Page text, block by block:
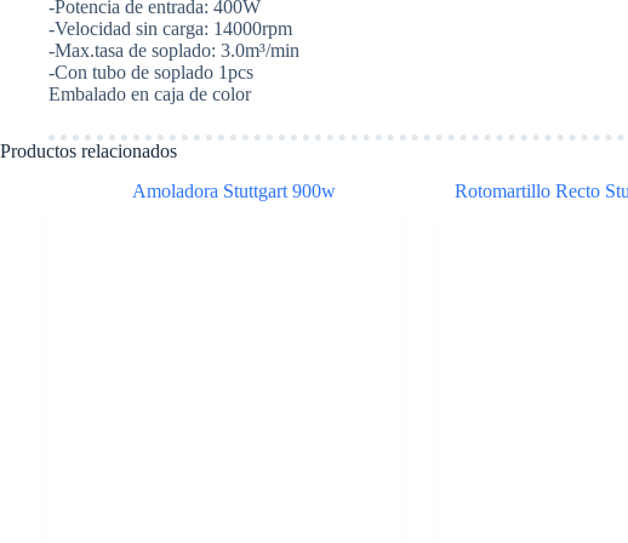
WADFOW
cantidad
-Potencia de entrada: 400W
-Velocidad sin carga: 14000rpm
-Max.tasa de soplado: 3.0m³/min
-Con tubo de soplado 1pcs
Embalado en caja de color
Productos relacionados